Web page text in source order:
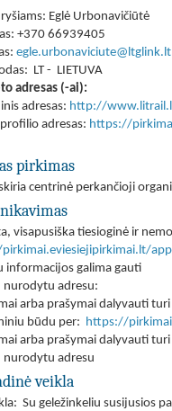
Eglė Urbonavičiūtė
+370 66939405
egle.urbonaviciute@ltglink.lt
LT - LIETUVA
adresas (-ai):
adresas: http://
adresas: https://
pirkimas
centrinė perkančioji
visapusiška tiesioginė ir
informacijos galima gauti
nurodytu adresu:
arba prašymai dalyvauti
būdu per: https://
arba prašymai dalyvauti
nurodytu adresu
veikla
Su geležinkeliu susijusios